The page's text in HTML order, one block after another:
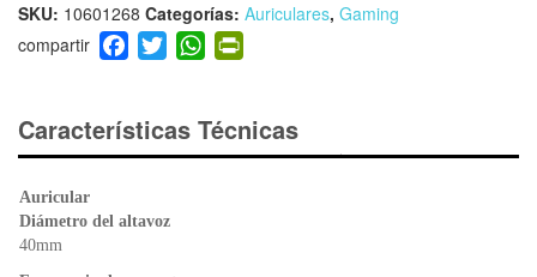
SKU: 10601268 Categorías: Auriculares, Gaming
F
a
e
b
o
T
wi
er
W
h
s
A
ri
e
Características Técnicas
Auricular
Diámetro del altavoz
40mm